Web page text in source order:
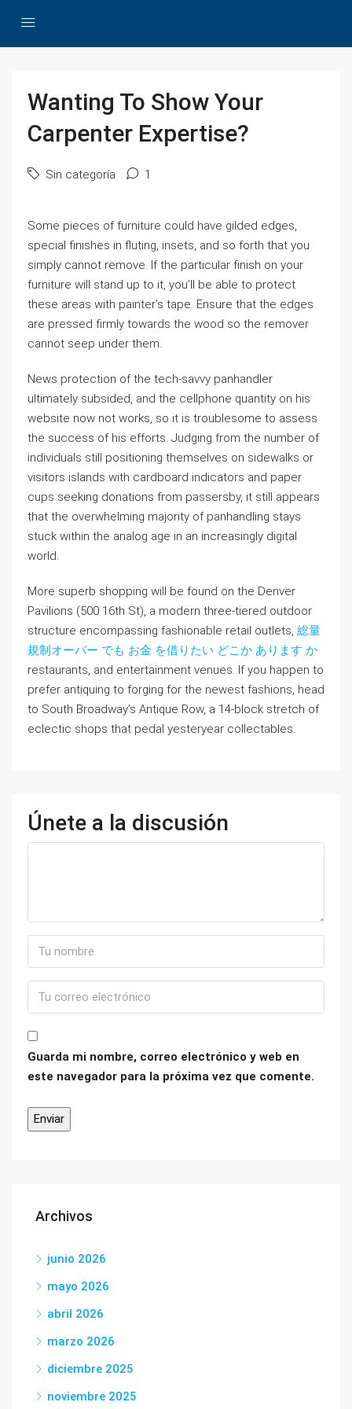
Wanting To Show Your
Carpenter Expertise?
Sin categoría 1
Some pieces of furniture could have gilded edges,
special finishes in fluting, insets, and so forth that you
simply cannot remove. If the particular finish on your
furniture will stand up to it, you’ll be able to protect
these areas with painter’s tape. Ensure that the edges
are pressed firmly towards the wood so the remover
cannot seep under them.
News protection of the tech-savvy panhandler
ultimately subsided, and the cellphone quantity on his
website now not works, so it is troublesome to assess
the success of his efforts. Judging from the number of
individuals still positioning themselves on sidewalks or
visitors islands with cardboard indicators and paper
cups seeking donations from passersby, it still appears
that the overwhelming majority of panhandling stays
stuck within the analog age in an increasingly digital
world.
More superb shopping will be found on the Denver
Pavilions (500 16th St), a modern three-tiered outdoor
structure encompassing fashionable retail outlets, 総量
規制オーバー でも お金 を借りたい どこか あります か
restaurants, and entertainment venues. If you happen to
prefer antiquing to forging for the newest fashions, head
to South Broadway’s Antique Row, a 14-block stretch of
eclectic shops that pedal yesteryear collectables.
Únete a la discusión
Guarda mi nombre, correo electrónico y web en
este navegador para la próxima vez que comente.
Archivos
junio 2026
mayo 2026
abril 2026
marzo 2026
diciembre 2025
noviembre 2025